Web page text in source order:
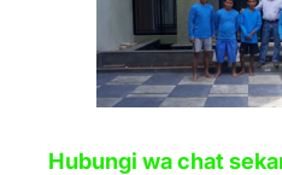
Hubungi wa chat